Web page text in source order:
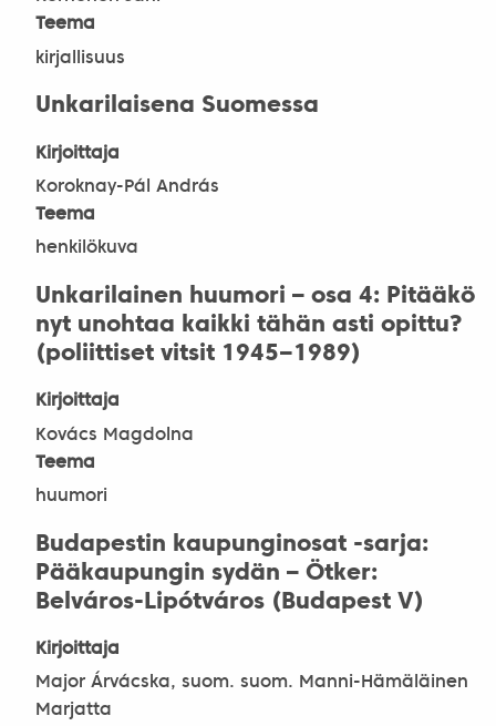
Teema
kirjallisuus
Unkarilaisena Suomessa
Kirjoittaja
Koroknay-Pál András
Teema
henkilökuva
Unkarilainen huumori – osa 4: Pitääkö
nyt unohtaa kaikki tähän asti opittu?
(poliittiset vitsit 1945‒1989)
Kirjoittaja
Kovács Magdolna
Teema
huumori
Budapestin kaupunginosat -sarja:
Pääkaupungin sydän – Ötker:
Belváros-Lipótváros (Budapest V)
Kirjoittaja
Major Árvácska, suom. suom. Manni-Hämäläinen
Marjatta